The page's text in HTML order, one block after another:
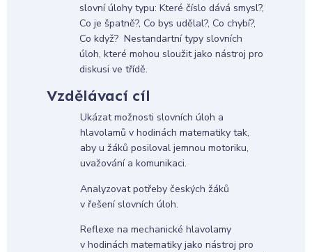
slovní úlohy typu: Které číslo dává smysl?,
Co je špatně?, Co bys udělal?, Co chybí?,
Co když? Nestandartní typy slovních
úloh, které mohou sloužit jako nástroj pro
diskusi ve třídě.
Vzdělávací cíl
Ukázat možnosti slovních úloh a
hlavolamů v hodinách matematiky tak,
aby u žáků posiloval jemnou motoriku,
uvažování a komunikaci.
Analyzovat potřeby českých žáků
v řešení slovních úloh.
Reflexe na mechanické hlavolamy
v hodinách matematiky jako nástroj pro